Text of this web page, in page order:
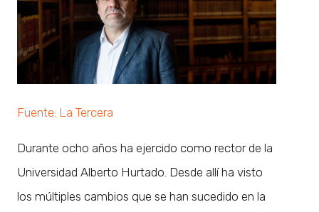
Fuente: La Tercera
Durante ocho años ha ejercido como rector de la
Universidad Alberto Hurtado. Desde allí ha visto
los múltiples cambios que se han sucedido en la